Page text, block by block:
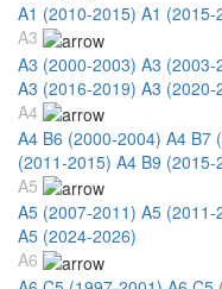
A1 (2010-2015) A1 (2015-
A3
A3 (2000-2003) A3 (2003-
A3 (2016-2019) A3 (2020-
A4
A4 B6 (2000-2004) A4 B7
(2011-2015) A4 B9 (2015-
A5
A5 (2007-2011) A5 (2011-
A5 (2024-2026)
A6